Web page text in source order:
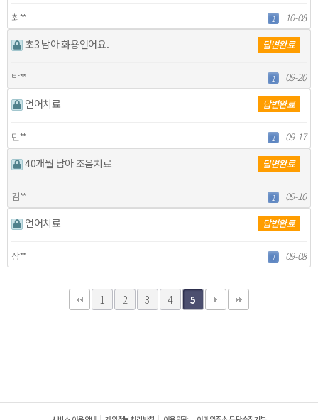
최** 1 10-08
초3 남아 화용언어요. 답변완료
박** 1 09-20
언어치료 답변완료
민** 1 09-17
40개월 남아 조음치료 답변완료
김** 1 09-10
언어치료 답변완료
장** 1 09-08
1 2 3 4 5